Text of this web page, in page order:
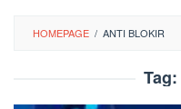
HOMEPAGE / ANTI BLOKIR
Tag: